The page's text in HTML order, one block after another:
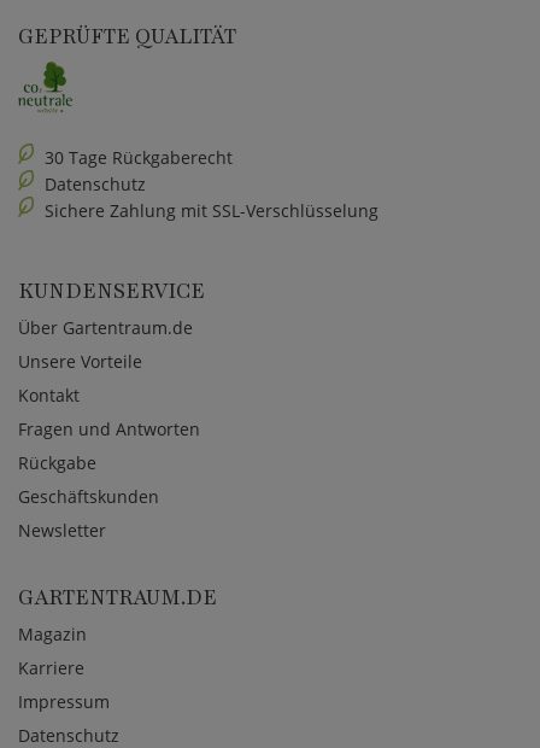
GEPRÜFTE QUALITÄT
30 Tage Rückgaberecht
Datenschutz
Sichere Zahlung mit SSL-Verschlüsselung
KUNDENSERVICE
Über Gartentraum.de
Unsere Vorteile
Kontakt
Fragen und Antworten
Rückgabe
Geschäftskunden
Newsletter
GARTENTRAUM.DE
Magazin
Karriere
Impressum
Datenschutz